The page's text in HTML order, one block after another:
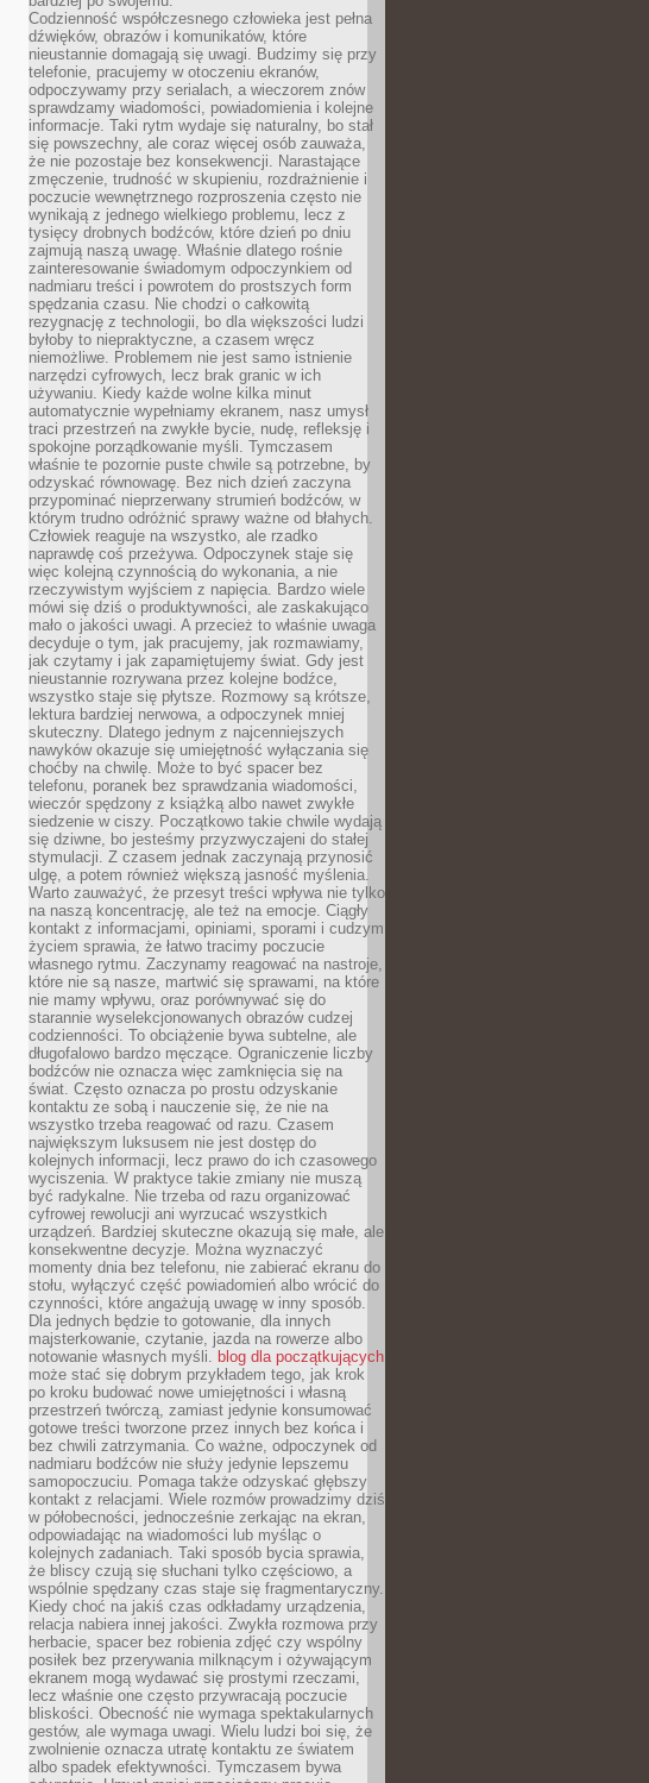
Codzienność współczesnego człowieka jest pełna
dźwięków, obrazów i komunikatów, które
nieustannie domagają się uwagi. Budzimy się przy
telefonie, pracujemy w otoczeniu ekranów,
odpoczywamy przy serialach, a wieczorem znów
sprawdzamy wiadomości, powiadomienia i kolejne
informacje. Taki rytm wydaje się naturalny, bo stał
się powszechny, ale coraz więcej osób zauważa,
że nie pozostaje bez konsekwencji. Narastające
zmęczenie, trudność w skupieniu, rozdrażnienie i
poczucie wewnętrznego rozproszenia często nie
wynikają z jednego wielkiego problemu, lecz z
tysięcy drobnych bodźców, które dzień po dniu
zajmują naszą uwagę. Właśnie dlatego rośnie
zainteresowanie świadomym odpoczynkiem od
nadmiaru treści i powrotem do prostszych form
spędzania czasu. Nie chodzi o całkowitą
rezygnację z technologii, bo dla większości ludzi
byłoby to niepraktyczne, a czasem wręcz
niemożliwe. Problemem nie jest samo istnienie
narzędzi cyfrowych, lecz brak granic w ich
używaniu. Kiedy każde wolne kilka minut
automatycznie wypełniamy ekranem, nasz umysł
traci przestrzeń na zwykłe bycie, nudę, refleksję i
spokojne porządkowanie myśli. Tymczasem
właśnie te pozornie puste chwile są potrzebne, by
odzyskać równowagę. Bez nich dzień zaczyna
przypominać nieprzerwany strumień bodźców, w
którym trudno odróżnić sprawy ważne od błahych.
Człowiek reaguje na wszystko, ale rzadko
naprawdę coś przeżywa. Odpoczynek staje się
więc kolejną czynnością do wykonania, a nie
rzeczywistym wyjściem z napięcia. Bardzo wiele
mówi się dziś o produktywności, ale zaskakująco
mało o jakości uwagi. A przecież to właśnie uwaga
decyduje o tym, jak pracujemy, jak rozmawiamy,
jak czytamy i jak zapamiętujemy świat. Gdy jest
nieustannie rozrywana przez kolejne bodźce,
wszystko staje się płytsze. Rozmowy są krótsze,
lektura bardziej nerwowa, a odpoczynek mniej
skuteczny. Dlatego jednym z najcenniejszych
nawyków okazuje się umiejętność wyłączania się
choćby na chwilę. Może to być spacer bez
telefonu, poranek bez sprawdzania wiadomości,
wieczór spędzony z książką albo nawet zwykłe
siedzenie w ciszy. Początkowo takie chwile wydają
się dziwne, bo jesteśmy przyzwyczajeni do stałej
stymulacji. Z czasem jednak zaczynają przynosić
ulgę, a potem również większą jasność myślenia.
Warto zauważyć, że przesyt treści wpływa nie tylko
na naszą koncentrację, ale też na emocje. Ciągły
kontakt z informacjami, opiniami, sporami i cudzym
życiem sprawia, że łatwo tracimy poczucie
własnego rytmu. Zaczynamy reagować na nastroje,
które nie są nasze, martwić się sprawami, na które
nie mamy wpływu, oraz porównywać się do
starannie wyselekcjonowanych obrazów cudzej
codzienności. To obciążenie bywa subtelne, ale
długofalowo bardzo męczące. Ograniczenie liczby
bodźców nie oznacza więc zamknięcia się na
świat. Często oznacza po prostu odzyskanie
kontaktu ze sobą i nauczenie się, że nie na
wszystko trzeba reagować od razu. Czasem
największym luksusem nie jest dostęp do
kolejnych informacji, lecz prawo do ich czasowego
wyciszenia. W praktyce takie zmiany nie muszą
być radykalne. Nie trzeba od razu organizować
cyfrowej rewolucji ani wyrzucać wszystkich
urządzeń. Bardziej skuteczne okazują się małe, ale
konsekwentne decyzje. Można wyznaczyć
momenty dnia bez telefonu, nie zabierać ekranu do
stołu, wyłączyć część powiadomień albo wrócić do
czynności, które angażują uwagę w inny sposób.
Dla jednych będzie to gotowanie, dla innych
majsterkowanie, czytanie, jazda na rowerze albo
notowanie własnych myśli. blog dla początkujących
może stać się dobrym przykładem tego, jak krok
po kroku budować nowe umiejętności i własną
przestrzeń twórczą, zamiast jedynie konsumować
gotowe treści tworzone przez innych bez końca i
bez chwili zatrzymania. Co ważne, odpoczynek od
nadmiaru bodźców nie służy jedynie lepszemu
samopoczuciu. Pomaga także odzyskać głębszy
kontakt z relacjami. Wiele rozmów prowadzimy dziś
w półobecności, jednocześnie zerkając na ekran,
odpowiadając na wiadomości lub myśląc o
kolejnych zadaniach. Taki sposób bycia sprawia,
że bliscy czują się słuchani tylko częściowo, a
wspólnie spędzany czas staje się fragmentaryczny.
Kiedy choć na jakiś czas odkładamy urządzenia,
relacja nabiera innej jakości. Zwykła rozmowa przy
herbacie, spacer bez robienia zdjęć czy wspólny
posiłek bez przerywania milknącym i ożywającym
ekranem mogą wydawać się prostymi rzeczami,
lecz właśnie one często przywracają poczucie
bliskości. Obecność nie wymaga spektakularnych
gestów, ale wymaga uwagi. Wielu ludzi boi się, że
zwolnienie oznacza utratę kontaktu ze światem
albo spadek efektywności. Tymczasem bywa